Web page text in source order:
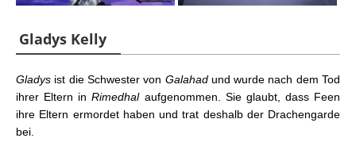
Gladys Kelly
Gladys ist die Schwester von Galahadund wurde nach dem Tod
ihrer Eltern inRimedhalaufgenommen. Sie glaubt, dass Feen
ihre Eltern ermordet haben und trat deshalb der Drachengarde
bei.